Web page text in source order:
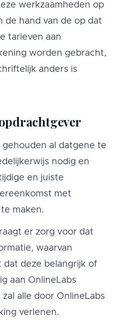
werkzaamheden op
de hand van de op dat
tarieven aan
worden gebracht,
anders is
al datgene te
nodig en
en juiste
met
maken.
er zorg voor dat
waarvan
dat deze belangrijk of
aan OnlineLabs
alle door OnlineLabs
verlenen.